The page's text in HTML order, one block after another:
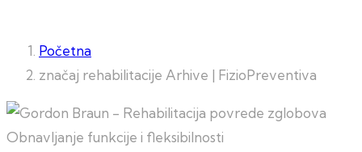
Početna
značaj rehabilitacije Arhive | FizioPreventiva